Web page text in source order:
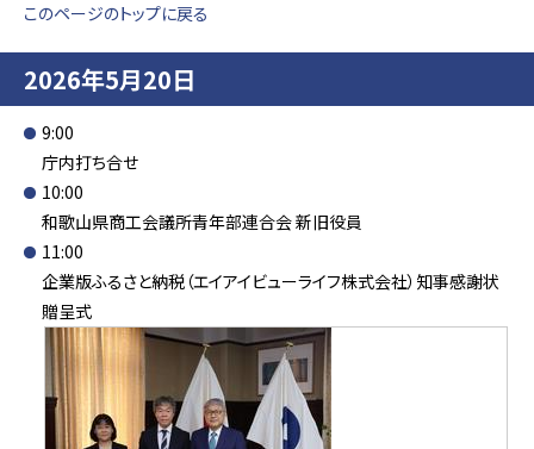
このページのトップに戻る
2026年5月20日
9:00
庁内打ち合せ
10:00
和歌山県商工会議所青年部連合会 新旧役員
11:00
企業版ふるさと納税（エイアイビューライフ株式会社）知事感謝状
贈呈式